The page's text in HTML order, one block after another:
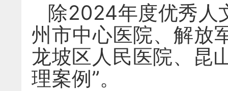
除2024年度优秀人
州市中心医院、解放
龙坡区人民医院、昆
理案例”。